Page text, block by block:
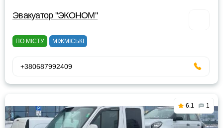
Эвакуатор "ЭКОНОМ"
ПО МІСТУ МІЖМІСЬКІ
+380687992409
6.1 1